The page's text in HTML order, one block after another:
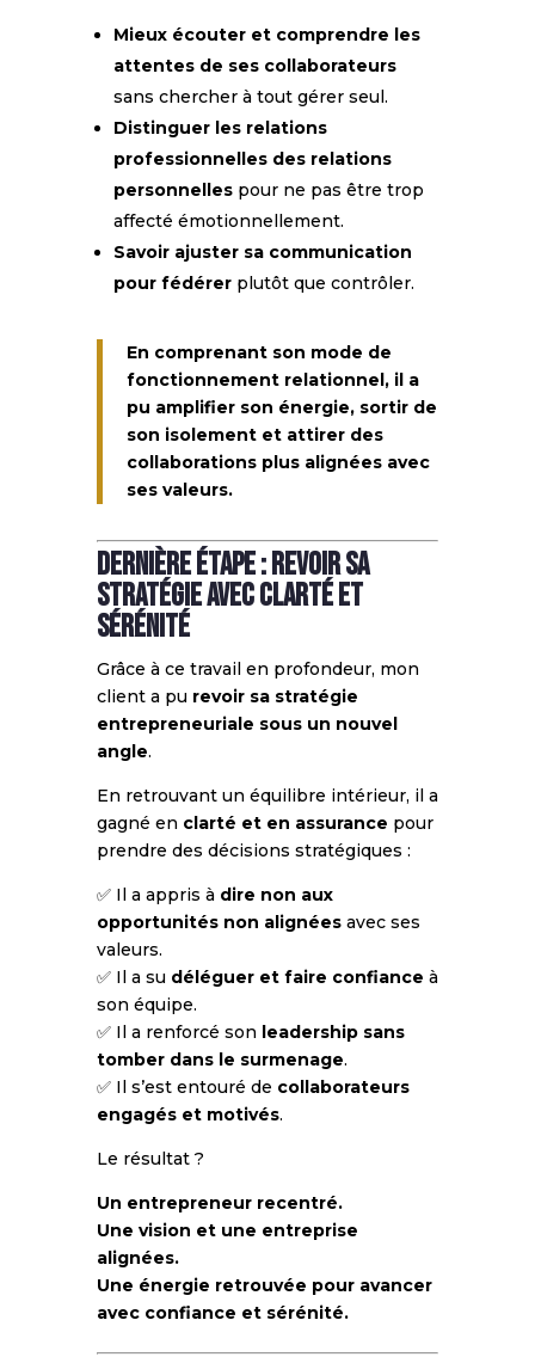
Mieux écouter et comprendre les
attentes de ses collaborateurs
sans chercher à tout gérer seul.
Distinguer les relations
professionnelles des relations
personnellespour ne pas être trop
affecté émotionnellement.
Savoir ajuster sa communication
pour fédérerplutôt que contrôler.
En comprenant son mode de
fonctionnement relationnel, il a
pu amplifier son énergie, sortir de
son isolement et attirer des
collaborations plus alignées avec
ses valeurs.
Dernière étape : Revoir sa
stratégie avec clarté et
sérénité
Grâce à ce travail en profondeur, mon
client a pu revoir sa stratégie
entrepreneuriale sous un nouvel
angle.
En retrouvant un équilibre intérieur, il a
gagné en clarté et en assurance pour
prendre des décisions stratégiques :
✅ Il a appris à dire non aux
opportunités non alignéesavec ses
valeurs.
✅ Il a su déléguer et faire confiance à
son équipe.
✅ Il a renforcé son leadership sans
tomber dans le surmenage.
✅ Il s’est entouré de collaborateurs
engagés et motivés.
Le résultat ?
Un entrepreneur recentré.
Une vision et une entreprise
alignées.
Une énergie retrouvée pour avancer
avec confiance et sérénité.